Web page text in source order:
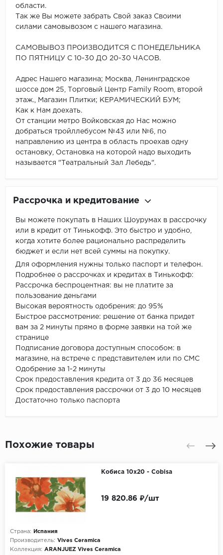
области.
Так же Вы можете забрать Свой заказ Своими
силами самовывозом с нашего магазина.
САМОВЫВОЗ ПРОИЗВОДИТСЯ С ПОНЕДЕЛЬНИКА
ПО ПЯТНИЦУ С 10-30 ДО 20-30 ЧАСОВ.
Адрес Нашего магазина; Москва, Ленинградское
шоссе дом 25, Торговый Центр Family Room, второй
этаж., Магазин Плитки; КЕРАМИЧЕСКИЙ БУМ;
Как к Нам доехать.
От станции метро Войковская до Нас можно
добраться тройллебусом №43 или №6, по
направлению из центра в область проехав одну
остановку, Остановка на которой надо выходить
называется "Театральный Зал Лебедь".
Рассрочка и кредитование
Вы можете покупать в Наших Шоурумах в рассрочку
или в кредит от Тинькофф. Это быстро и удобно,
когда хотите более рационально распределить
бюджет и если нет всей суммы на покупку.
Для оформления нужны только паспорт и телефон.
Подробнее о рассрочках и кредитах в Тинькофф:
Рассрочка беспроцентная: вы не платите за
пользование деньгами
Высокая вероятность одобрения: до 95%
Быстрое рассмотрение: решение от банка придет
вам за 2 минуты прямо в форме заявки на той же
странице
Подписание договора доступным способом: в
магазине, на встрече с представителем или по СМС
Одобрение за 1-2 минуты
Срок предоставления кредита от 3 до 36 месяцев
Срок предоставления рассрочки от 3 до 10 месяцев
Достаточно только паспорта
Похожие товары
Кобиса 10х20 - Cobisa
Страна:
Испания
Производитель: Vives Ceramica
Коллекция: ARANJUEZ Vives Ceramica
19 820.86 ₽/шт